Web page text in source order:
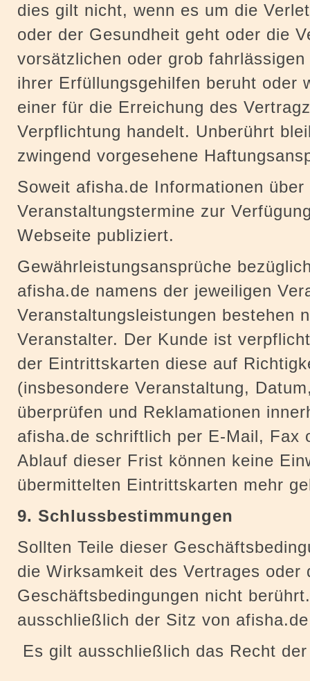
dies gilt nicht, wenn es um die
oder der Gesundheit geht oder die
vorsätzlichen oder grob
ihrer Erfüllungsgehilfen beruht oder
einer für die Erreichung des
Verpflichtung handelt. Unberührt
zwingend vorgesehene
Soweit afisha.de Informationen
Veranstaltungstermine zur
Webseite publiziert.
Gewährleistungsansprüche
afisha.de namens der jeweiligen
Veranstaltungsleistungen bestehen
Veranstalter. Der Kunde ist
der Eintrittskarten diese auf
(insbesondere Veranstaltung,
überprüfen und Reklamationen
afisha.de schriftlich per E-Mail, Fax
Ablauf dieser Frist können keine
übermittelten Eintrittskarten mehr
9. Schlussbestimmungen
Sollten Teile dieser
die Wirksamkeit des Vertrages oder
Geschäftsbedingungen nicht
ausschließlich der Sitz von
Es gilt ausschließlich das Recht